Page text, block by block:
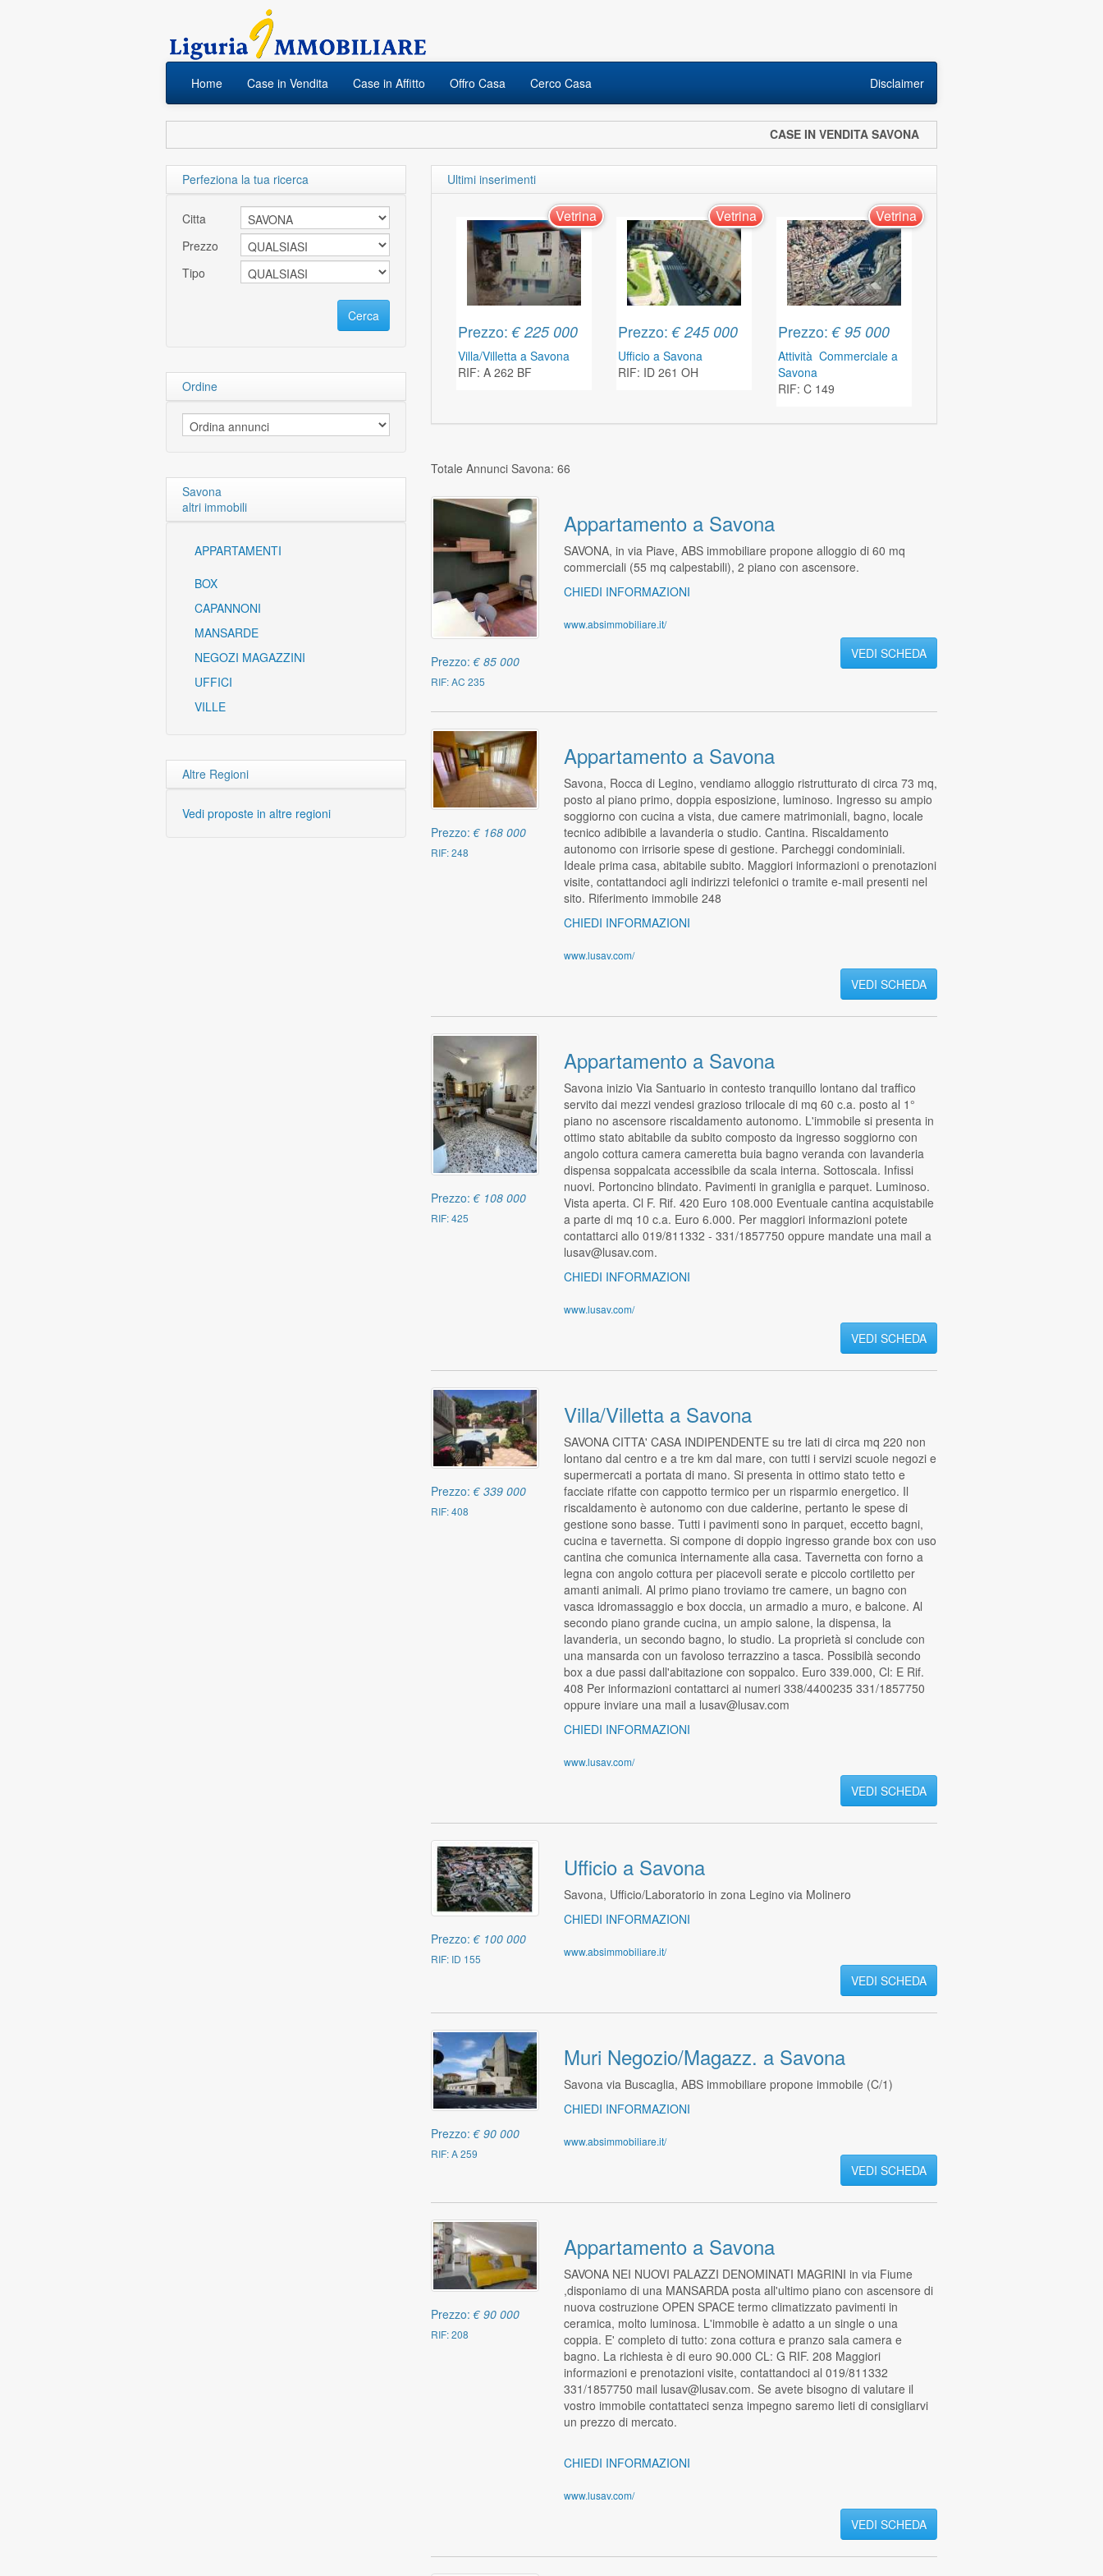
Home Case in Vendita Case in Affitto Offro Casa Cerco Casa Disclaimer
CASE IN VENDITA SAVONA
Perfeziona la tua ricerca
Citta
Prezzo
Tipo
Cerca
Ordine
Savona
altri immobili
APPARTAMENTI
BOX
CAPANNONI
MANSARDE
NEGOZI MAGAZZINI
UFFICI
VILLE
Altre Regioni
Vedi proposte in altre regioni
Ultimi inserimenti
Vetrina
Prezzo:€ 225 000
Villa/Villetta a Savona
RIF: A 262 BF
Vetrina
Prezzo:€ 245 000
Ufficio a Savona
RIF: ID 261 OH
Vetrina
Prezzo:€ 95 000
Attività Commerciale a
Savona
RIF: C 149
Totale Annunci Savona: 66
Prezzo:€ 85 000
RIF: AC 235
Appartamento a Savona
SAVONA, in via Piave, ABS immobiliare propone alloggio di 60 mq
commerciali (55 mq calpestabili), 2 piano con ascensore.
CHIEDI INFORMAZIONI
www.absimmobiliare.it/
VEDI SCHEDA
Prezzo:€ 168 000
RIF: 248
Appartamento a Savona
Savona, Rocca di Legino, vendiamo alloggio ristrutturato di circa 73 mq,
posto al piano primo, doppia esposizione, luminoso. Ingresso su ampio
soggiorno con cucina a vista, due camere matrimoniali, bagno, locale
tecnico adibibile a lavanderia o studio. Cantina. Riscaldamento
autonomo con irrisorie spese di gestione. Parcheggi condominiali.
Ideale prima casa, abitabile subito. Maggiori informazioni o prenotazioni
visite, contattandoci agli indirizzi telefonici o tramite e-mail presenti nel
sito. Riferimento immobile 248
CHIEDI INFORMAZIONI
www.lusav.com/
VEDI SCHEDA
Prezzo:€ 108 000
RIF: 425
Appartamento a Savona
Savona inizio Via Santuario in contesto tranquillo lontano dal traffico
servito dai mezzi vendesi grazioso trilocale di mq 60 c.a. posto al 1°
piano no ascensore riscaldamento autonomo. L'immobile si presenta in
ottimo stato abitabile da subito composto da ingresso soggiorno con
angolo cottura camera cameretta buia bagno veranda con lavanderia
dispensa soppalcata accessibile da scala interna. Sottoscala. Infissi
nuovi. Portoncino blindato. Pavimenti in graniglia e parquet. Luminoso.
Vista aperta. Cl F. Rif. 420 Euro 108.000 Eventuale cantina acquistabile
a parte di mq 10 c.a. Euro 6.000. Per maggiori informazioni potete
contattarci allo 019/811332 - 331/1857750 oppure mandate una mail a
lusav@lusav.com.
CHIEDI INFORMAZIONI
www.lusav.com/
VEDI SCHEDA
Prezzo:€ 339 000
RIF: 408
Villa/Villetta a Savona
SAVONA CITTA' CASA INDIPENDENTE su tre lati di circa mq 220 non
lontano dal centro e a tre km dal mare, con tutti i servizi scuole negozi e
supermercati a portata di mano. Si presenta in ottimo stato tetto e
facciate rifatte con cappotto termico per un risparmio energetico. Il
riscaldamento è autonomo con due calderine, pertanto le spese di
gestione sono basse. Tutti i pavimenti sono in parquet, eccetto bagni,
cucina e tavernetta. Si compone di doppio ingresso grande box con uso
cantina che comunica internamente alla casa. Tavernetta con forno a
legna con angolo cottura per piacevoli serate e piccolo cortiletto per
amanti animali. Al primo piano troviamo tre camere, un bagno con
vasca idromassaggio e box doccia, un armadio a muro, e balcone. Al
secondo piano grande cucina, un ampio salone, la dispensa, la
lavanderia, un secondo bagno, lo studio. La proprietà si conclude con
una mansarda con un favoloso terrazzino a tasca. Possibilà secondo
box a due passi dall'abitazione con soppalco. Euro 339.000, Cl: E Rif.
408 Per informazioni contattarci ai numeri 338/4400235 331/1857750
oppure inviare una mail a lusav@lusav.com
CHIEDI INFORMAZIONI
www.lusav.com/
VEDI SCHEDA
Prezzo:€ 100 000
RIF: ID 155
Ufficio a Savona
Savona, Ufficio/Laboratorio in zona Legino via Molinero
CHIEDI INFORMAZIONI
www.absimmobiliare.it/
VEDI SCHEDA
Prezzo:€ 90 000
RIF: A 259
Muri Negozio/Magazz. a Savona
Savona via Buscaglia, ABS immobiliare propone immobile (C/1)
CHIEDI INFORMAZIONI
www.absimmobiliare.it/
VEDI SCHEDA
Prezzo:€ 90 000
RIF: 208
Appartamento a Savona
SAVONA NEI NUOVI PALAZZI DENOMINATI MAGRINI in via Fiume
,disponiamo di una MANSARDA posta all'ultimo piano con ascensore di
nuova costruzione OPEN SPACE termo climatizzato pavimenti in
ceramica, molto luminosa. L'immobile è adatto a un single o una
coppia. E' completo di tutto: zona cottura e pranzo sala camera e
bagno. La richiesta è di euro 90.000 CL: G RIF. 208 Maggiori
informazioni e prenotazioni visite, contattandoci al 019/811332
331/1857750 mail lusav@lusav.com. Se avete bisogno di valutare il
vostro immobile contattateci senza impegno saremo lieti di consigliarvi
un prezzo di mercato.
CHIEDI INFORMAZIONI
www.lusav.com/
VEDI SCHEDA